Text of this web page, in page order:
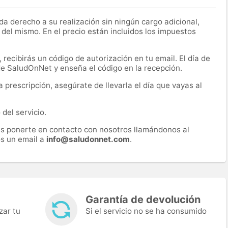
derecho a su realización sin ningún cargo adicional,
mismo. En el precio están incluidos los impuestos
un código de autorización en tu email. El día de
SaludOnNet y enseña el código en la recepción.
prescripción, asegúrate de llevarla el día que vayas al
del servicio.
ponerte en contacto con nosotros llamándonos al
un email a info@saludonnet.com.
tu
Garantía de devolución
Si el servicio no se ha consumido